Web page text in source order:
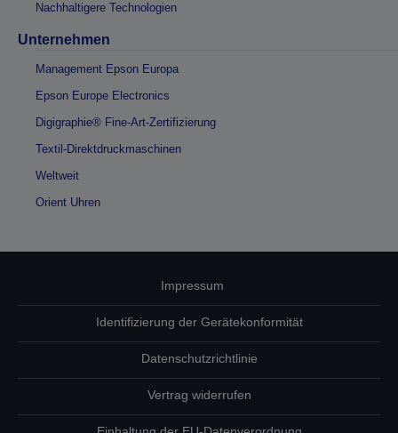
Nachhaltigere Technologien
Unternehmen
Management Epson Europa
Epson Europe Electronics
Digigraphie® Fine-Art-Zertifizierung
Textil-Direktdruckmaschinen
Weltweit
Orient Uhren
Impressum
Identifizierung der Gerätekonformität
Datenschutzrichtlinie
Vertrag widerrufen